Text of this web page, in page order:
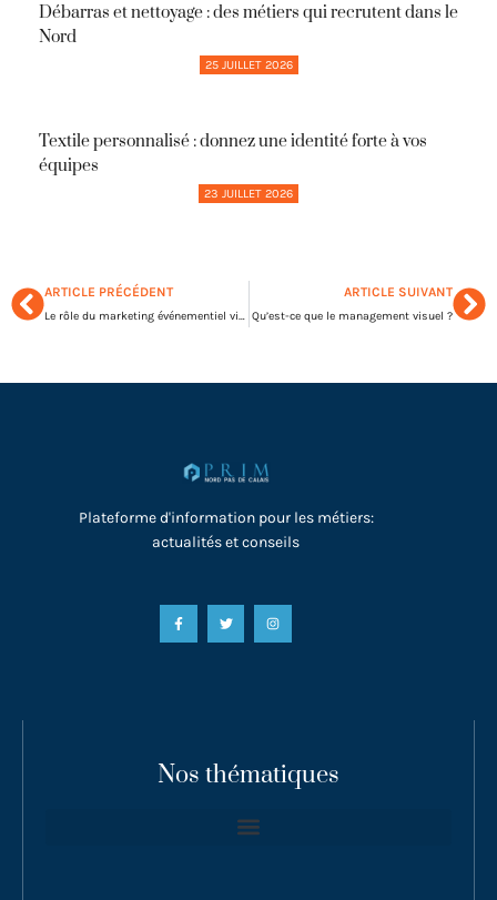
Débarras et nettoyage : des métiers qui recrutent dans le
Nord
25 JUILLET 2026
Textile personnalisé : donnez une identité forte à vos
équipes
23 JUILLET 2026
ARTICLE PRÉCÉDENT
Le rôle du marketing événementiel virtuel à l’avenir
ARTICLE SUIVANT
Qu’est-ce que le management visuel ?
Plateforme d'information pour les métiers:
actualités et conseils
Nos thématiques